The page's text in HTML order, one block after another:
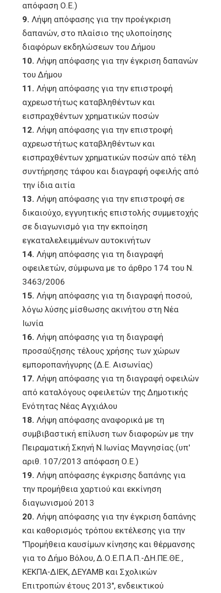
απόφαση Ο.Ε.)
9. Λήψη απόφασης για την προέγκριση
δαπανών, στο πλαίσιο της υλοποίησης
διαφόρων εκδηλώσεων του Δήμου
10. Λήψη απόφασης για την έγκριση δαπανών
του Δήμου
11. Λήψη απόφασης για την επιστροφή
αχρεωστήτως καταβληθέντων και
εισπραχθέντων χρηματικών ποσών
12. Λήψη απόφασης για την επιστροφή
αχρεωστήτως καταβληθέντων και
εισπραχθέντων χρηματικών ποσών από τέλη
συντήρησης τάφου και διαγραφή οφειλής από
την ίδια αιτία
13. Λήψη απόφασης για την επιστροφή σε
δικαιούχο, εγγυητικής επιστολής συμμετοχής
σε διαγωνισμό για την εκποίηση
εγκαταλελειμμένων αυτοκινήτων
14. Λήψη απόφασης για τη διαγραφή
οφειλετών, σύμφωνα με το άρθρο 174 του Ν.
3463/2006
15. Λήψη απόφασης για τη διαγραφή ποσού,
λόγω λύσης μίσθωσης ακινήτου στη Νέα
Ιωνία
16. Λήψη απόφασης για τη διαγραφή
προσαύξησης τέλους χρήσης των χώρων
εμποροπανήγυρης (Δ.Ε. Αισωνίας)
17. Λήψη απόφασης για τη διαγραφή οφειλών
από καταλόγους οφειλετών της Δημοτικής
Ενότητας Νέας Αγχιάλου
18. Λήψη απόφασης αναφορικά με τη
συμβιβαστική επίλυση των διαφορών με την
Πειραματική Σκηνή Ν.Ιωνίας Μαγνησίας.(υπ'
αριθ. 107/2013 απόφαση Ο.Ε.)
19. Λήψη απόφασης έγκρισης δαπάνης για
την προμήθεια χαρτιού και εκκίνηση
διαγωνισμού 2013
20. Λήψη απόφασης για την έγκριση δαπάνης
και καθορισμός τρόπου εκτέλεσης για την
"Προμήθεια καυσίμων κίνησης και θέρμανσης
για το Δήμο Βόλου, Δ.Ο.Ε.Π.Α.Π.-ΔΗ.ΠΕ.ΘΕ.,
ΚΕΚΠΑ-ΔΙΕΚ, ΔΕΥΑΜΒ και Σχολικών
Επιτροπών έτους 2013", ενδεικτικού